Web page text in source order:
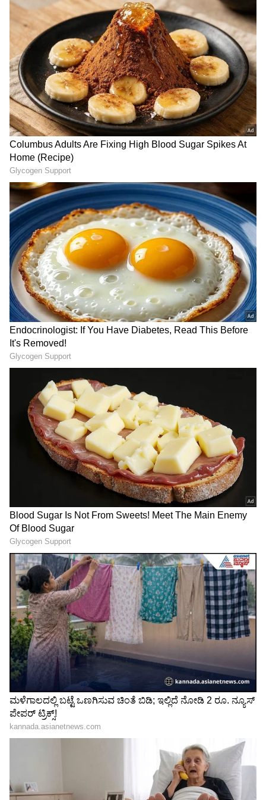
Related Articles
ಅಮೆರಿಕ- ಇರಾನ್‌ ಕದನವೋ, ಸಂಧಾನವೋ?
ಒಪ್ಪಂದಕ್ಕೆ ಆತುರ ಬೇಡ, ಬನ್ನಿ: ಟ್ರಂಪ್‌ ಸೂಚನೆ
ಡೊನಾಲ್ಡ್‌ ಟ್ರಂಪ್ ಪುತ್ರಿ ಇವಾಂಕಾ ಕೊಲೆಗೆ ಯತ್ನಿಸಿದ
ಇರಾನ್‌, ಉಗ್ರನ ಭೀಕರ ಪ್ಲಾನ್ ಬಯಲು!
ಡೀಲ್‌ ಬಗ್ಗೆ ಖಮೇನಿ ನಿರ್ಧಾರ
ಫೆ.28ರಂದು ಯುದ್ಧ ಶುರುವಾದಾಗಿನಿಂದ ಬಹಿರಂಗವಾಗಿ
ಎಲ್ಲೂ ಕಾಣಿಸಿಕೊಂಡೇ ಇರದ ಇರಾನ್‌ನ ಸರ್ವೋಚ್ಚ ನಾಯಕ
ಮೊಜ್ತಬಾ ಖಮೇನಿಯವರು ಒಪ್ಪಂದದ ಬಗ್ಗೆ ನಿರ್ಧಾರ
ತೆಗೆದುಕೊಳ್ಳುತ್ತಿರುವರಾದ ಕಾರಣ ಪ್ರಕ್ರಿಯೆಯಲ್ಲಿ
ತಡವಾಗುತ್ತಿದೆ ಎಂದು ಅಮೆರಿಕದ ಅಧಿಕಾರಿಗಳು ಹೇಳಿದ್ದಾರೆ.
ಜತೆಗೆ, ಖಮೇನಿ ಪ್ರಸ್ತುತ ಅಮೆರಿಕ ಪ್ರಸ್ತಾಪಿಸಿರುವ ಕರಡು
ಒಪ್ಪಂದಕ್ಕೆ ಒಪ್ಪಿಕೊಂಡಿದ್ದಾರೆ ಎಂದೂ ಅವರು ತಿಳಿಸಿದ್ದಾರೆ.
ಅಮೆರಿಕದ ದಾಳಿಯಿಂದ ತೀವ್ರವಾಗಿ ಗಾಯಗೊಂಡಿರುವ
ಖಮೇನಿ, ಇರಾನ್‌ನ ಯಾವ ಅಧಿಕಾರಿಯನ್ನೂ ನೇರವಾಗಿ
ಭೇಟಿ ಆಗುತ್ತಿಲ್ಲ. ಅವರೊಂದಿಗಿನ ಎಲ್ಲಾ ಸಂವಹನಗಳು
ಪತ್ರಗಳ ಮುಖೇನ ನಡೆಯುತ್ತಿದೆ ಎನ್ನಲಾಗಿದೆ.
DOWNLOAD APP
ಕರ್ನಾಟಕ, ಭಾರತ (
ಕ್ಷಣಕ್ಷಣದ ಕನ್ನಡ ಸುದ್ದಿ (Kannada News)
ಅಪ್ಡೇಟ್‌ಗಳಿಗಾಗಿ ಏಷ್ಯಾನೆಟ್ ಸುವರ್ಣ ನ್ಯೂಸ್‌ ಫಾಲೋ
ಮಾಡಿ. ಬ್ರೇಕಿಂಗ್ ಸುದ್ದಿ (Latest Kannada News),
ವಿಶೇಷ ವರದಿಗಳು ಮತ್ತು ನೇರ ಪ್ರಸಾರಗಳೊಂದಿಗೆ
(kannada news live ) ಸಂಪೂರ್ಣ ಮಾಹಿತಿ ಒಂದೇ
ಕ್ಲಿಕ್‌ನಲ್ಲಿ ಲಭ್ಯ. ಏಷ್ಯಾನೆಟ್ ಸುವರ್ಣ ನ್ಯೂಸ್ ಅಧಿಕೃತ
ಆ್ಯಪ್ ಡೌನ್‌ಲೋಡ್ ಮಾಡಿ ಹಾಗು ಎಲ್ಲಾ ಅಪ್‌ಡೇಟ್
ಗಳನ್ನು ಪಡೆಯಿರಿ
RECOMMENDED STORIES
ರಷ್ಯನ್ ಹುಡ್ಗೀರು ನೋಡೋಕೆ
ಸೂಪರ್; ಯೋಧರ ವಿಚಾರದಲ್ಲಿ
ಭಾರೀ ಡೇಂಜರ್! ಇಲ್ಲಿದೆ 'ಬ್ಲ್ಯಾಕ್
ವಿಡೋ' ಶಾಕಿಂಗ್ ಸ್ಕ್ಯಾಮ್!
ಯಾಕೆ ಮದುವೆ ಆಗ್ತಿದ್ದಾರೆ
ಹುಡುಗಿಯರು? ಬ್ಲಾಕ್ ವಿಡೋ
ಡೇಂಜರ್ ಗೇಮ್ !
Age is just a number! ರಷ್ಯಾ ಆಧ್ಯಕ್ಷ ಪುಟಿನ್ 194 ವರ್ಷ